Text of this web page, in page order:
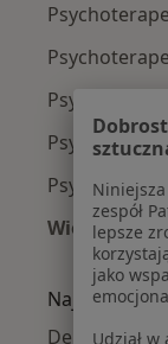
Więcej (8)
Więcej
Najczęście
Depresja w
zespół
lepsze
jako
Udział